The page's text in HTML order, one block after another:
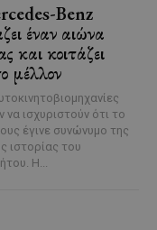
Benz
έναν αιώνα
και κοιτάζει
μέλλον
να ισχυριστούν ότι το
έγινε συνώνυμο της
ιστορίας του
αυτοκινήτου. Η...